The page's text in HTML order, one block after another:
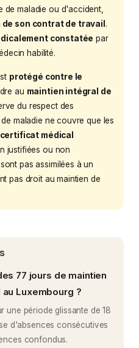
de maladie ou d'accident,
de son contrat de travail.
constatée par
habilité.
protégé contre le
au maintien intégral de
du respect des
maladie ne couvre que les
médical
justifiées ou non
pas assimilées à un
pas droit au maintien de
77 jours de maintien
Luxembourg ?
une période glissante de 18
d'absences consécutives
confondus.